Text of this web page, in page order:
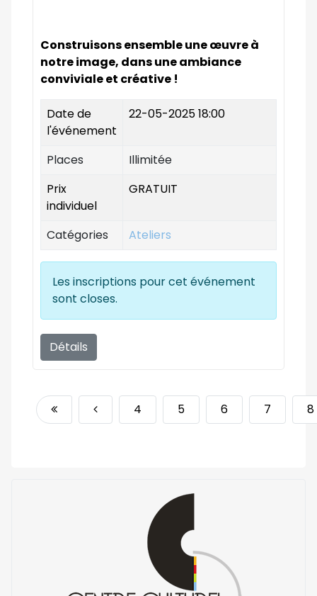
Construisons ensemble une œuvre à
notre image, dans une ambiance
conviviale et créative !
Date de
l'événement
22-05-2025 18:00
Places
Illimitée
Prix
individuel
GRATUIT
Catégories Ateliers
Les inscriptions pour cet événement
sont closes.
Détails
4 5 6 7 8